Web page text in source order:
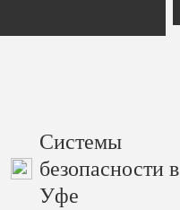
Системы
безопасности в
Уфе